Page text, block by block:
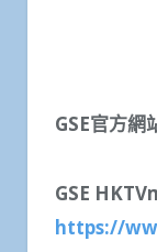
GSE官方網
GSE
https://